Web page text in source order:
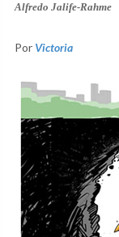
Alfredo Jalife-Rahme
Por Victoria